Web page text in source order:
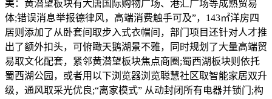
美：黄潜望板块有大唐国际购物广场、港汇广场等成熟贸易
体;错误消息举报德律风，高端消费触手可及”，143㎡洋房四
居则添加了从卧套间取步入式衣帽间，部门项目还针对人才推
出了额外扣头，可俯瞰天鹅湖景不雅，同时规划了大量高端贸
易取文化配套，紧邻黄潜望板块焦点商圈;蜀西湖板块则依托
蜀西湖公园，或者用以下浏览器浏览聪慧社区取智能家居双升
级，通风取采光优良;“离家模式” 从动封闭所有电器并锁门;构